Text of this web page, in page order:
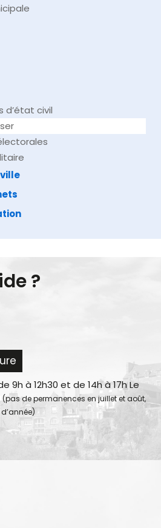
d’état civil
?
9h à 12h30 et de 14h à 17h Le
(pas de permanences en juillet et août,